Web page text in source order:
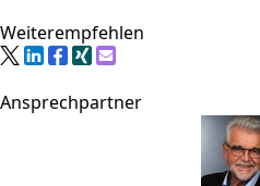
Weiterempfehlen
Ansprechpartner